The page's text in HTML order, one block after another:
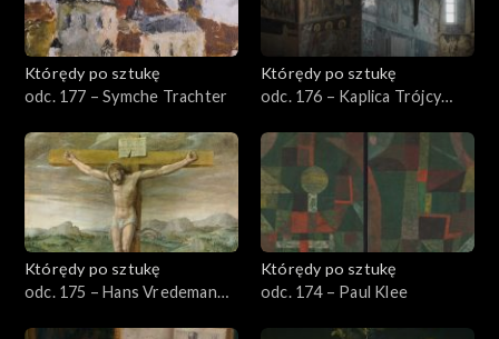
Którędy po sztukę
odc. 177 – Symche Trachter
Którędy po sztukę
odc. 176 – Kaplica Trójcy
Którędy po sztukę
odc. 175 – Hans Vredeman
Którędy po sztukę
odc. 174 – Paul Klee